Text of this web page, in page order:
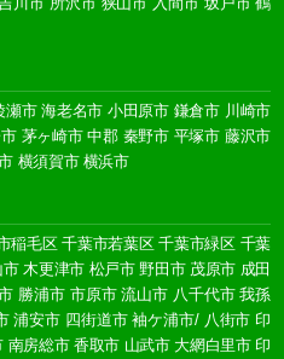
瀬市 海老名市 小田原市 鎌倉市 川崎市
茅ヶ崎市 中郡 秦野市 平塚市 藤沢市
横須賀市 横浜市
稲毛区 千葉市若葉区 千葉市緑区 千葉
市 木更津市 松戸市 野田市 茂原市 成田
勝浦市 市原市 流山市 八千代市 我孫
浦安市 四街道市 袖ケ浦市/ 八街市 印
南房総市 香取市 山武市 大網白里市 印